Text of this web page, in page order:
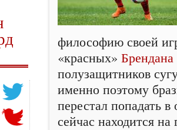
философию своей
«красных»
полузащитников
именно поэтому
перестал попадать
сейчас находится